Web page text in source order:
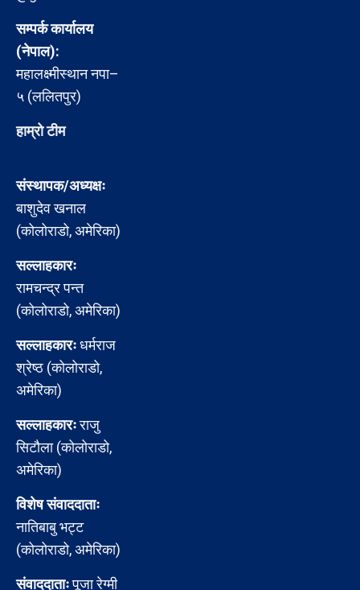
सम्पर्क कार्यालय
(नेपाल):
महालक्ष्मीस्थान नपा–
५ (ललितपुर)
हाम्रो टीम
संस्थापक/अध्यक्षः
बाशुदेव खनाल
(कोलोराडो, अमेरिका)
सल्लाहकारः
रामचन्द्र पन्त
(कोलोराडो, अमेरिका)
सल्लाहकारःधर्मराज
श्रेष्ठ (कोलोराडो,
अमेरिका)
सल्लाहकारःराजु
सिटौला (कोलोराडो,
अमेरिका)
विशेष संवाददाताः
नातिबाबु भट्ट
(कोलोराडो, अमेरिका)
संवाददाताःपूजा रेग्मी